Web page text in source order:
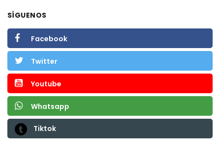
SÍGUENOS
Facebook
Twitter
Youtube
Whatsapp
Tiktok